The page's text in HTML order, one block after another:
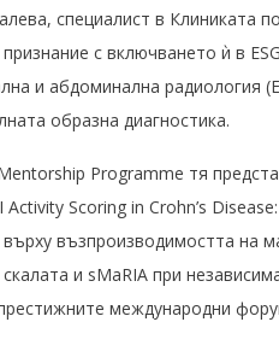
специалист в Клиниката
с включването ѝ в
и абдоминална радиология
образна диагностика.
Programme тя
Scoring in Crohn’s
възпроизводимостта на
и sMaRIA при
международни